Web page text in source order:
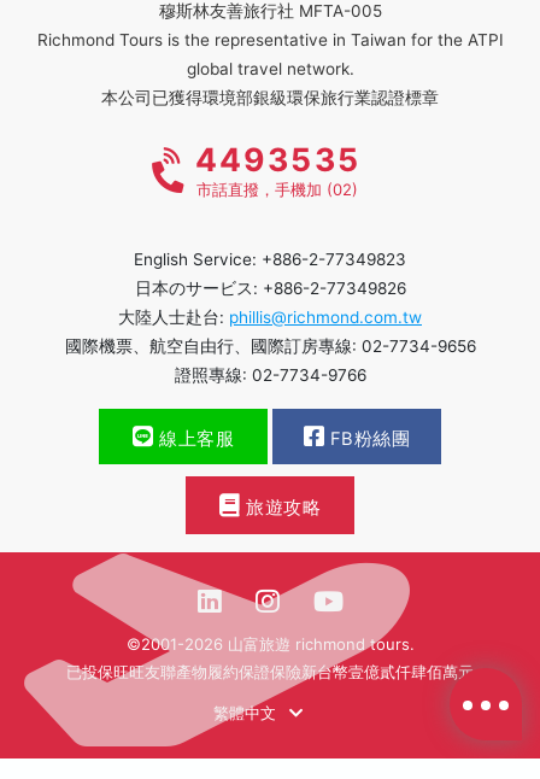
穆斯林友善旅行社 MFTA-005
Richmond Tours is the representative in Taiwan for the ATPI
global travel network.
本公司已獲得環境部銀級環保旅行業認證標章
4493535
市話直撥，手機加 (02)
English Service: +886-2-77349823
日本のサービス: +886-2-77349826
大陸人士赴台: phillis@richmond.com.tw
國際機票、航空自由行、國際訂房專線: 02-7734-9656
證照專線: 02-7734-9766
線上客服 FB粉絲團
旅遊攻略
©2001-2026 山富旅遊 richmond tours.
已投保旺旺友聯產物履約保證保險新台幣壹億貳仟肆佰萬元
繁體中文